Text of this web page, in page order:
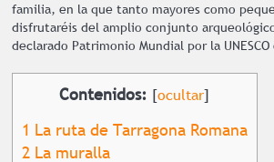
familia, en la que tanto mayores como
disfrutaréis del amplio conjunto
declarado Patrimonio Mundial por la
Contenidos: [ocultar]
1 La ruta de Tarragona Romana
2La muralla